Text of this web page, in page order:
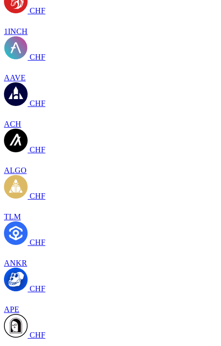
CHF
1INCH
CHF
AAVE
CHF
ACH
CHF
ALGO
CHF
TLM
CHF
ANKR
CHF
APE
CHF